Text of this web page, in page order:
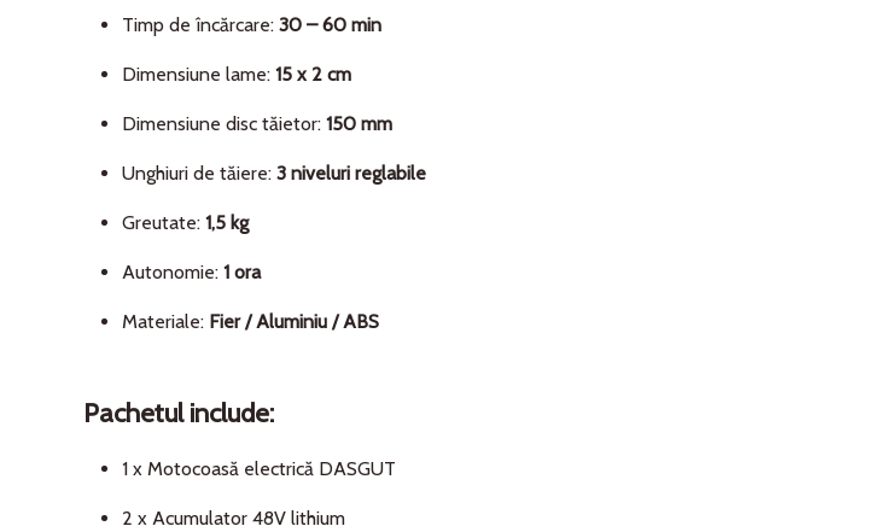
Timp de încărcare: 30 – 60 min
Dimensiune lame: 15 x 2 cm
Dimensiune disc tăietor: 150 mm
Unghiuri de tăiere: 3 niveluri reglabile
Greutate: 1,5 kg
Autonomie: 1 ora
Materiale: Fier / Aluminiu / ABS
Pachetul include:
1 x Motocoasă electrică DASGUT
2 x Acumulator 48V lithium